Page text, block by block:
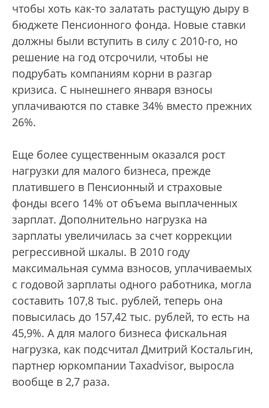
чтобы хоть как-то залатать растущую дыру в
бюджете Пенсионного фонда. Новые ставки
должны были вступить в силу с 2010-го, но
решение на год отсрочили, чтобы не
подрубать компаниям корни в разгар
кризиса. С нынешнего января взносы
уплачиваются по ставке 34% вместо прежних
26%.
Еще более существенным оказался рост
нагрузки для малого бизнеса, прежде
платившего в Пенсионный и страховые
фонды всего 14% от объема выплаченных
зарплат. Дополнительно нагрузка на
зарплаты увеличилась за счет коррекции
регрессивной шкалы. В 2010 году
максимальная сумма взносов, уплачиваемых
с годовой зарплаты одного работника, могла
составить 107,8 тыс. рублей, теперь она
повысилась до 157,42 тыс. рублей, то есть на
45,9%. А для малого бизнеса фискальная
нагрузка, как подсчитал Дмитрий Костальгин,
партнер юркомпании Taxadvisor, выросла
вообще в 2,7 раза.